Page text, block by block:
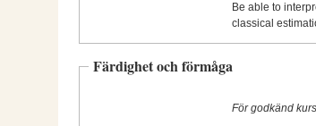
Be able to
classical
Färdighet och förmåga
För godkänd